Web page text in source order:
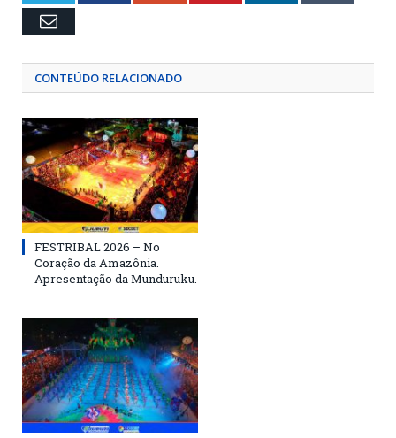
Email
CONTEÚDO RELACIONADO
FESTRIBAL 2026 – No
Coração da Amazônia.
Apresentação da Munduruku.